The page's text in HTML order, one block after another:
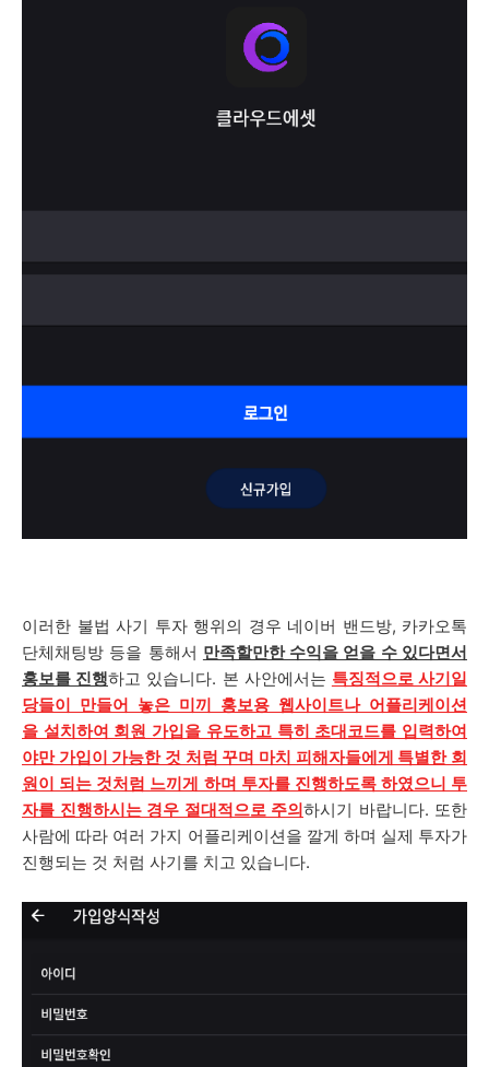
이러한 불법 사기 투자 행위의 경우 네이버 밴드방, 카카오톡
단체채팅방 등을 통해서 만족할만한 수익을 얻을 수 있다면서
홍보를 진행하고 있습니다. 본 사안에서는 특징적으로 사기일
당들이 만들어 놓은 미끼 홍보용 웹사이트나 어플리케이션
을 설치하여 회원 가입을 유도하고 특히 초대코드를 입력하여
야만 가입이 가능한 것 처럼 꾸며 마치 피해자들에게 특별한 회
원이 되는 것처럼 느끼게 하며 투자를 진행하도록 하였으니 투
자를 진행하시는 경우 절대적으로 주의하시기 바랍니다. 또한
사람에 따라 여러 가지 어플리케이션을 깔게 하며 실제 투자가
진행되는 것 처럼 사기를 치고 있습니다.